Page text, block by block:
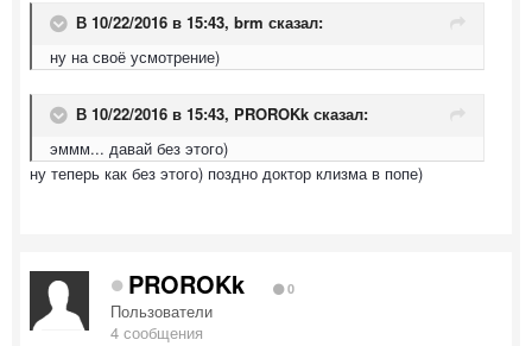
В 10/22/2016 в 15:43, brm сказал:
ну на своё усмотрение)
В 10/22/2016 в 15:43, PROROKk сказал:
эммм... давай без этого)
ну теперь как без этого) поздно доктор клизма в попе)
PROROKk 0
Пользователи
4 сообщения